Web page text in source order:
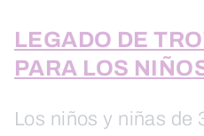
LEGADO DE
PARA LOS
Los niños y niñas de